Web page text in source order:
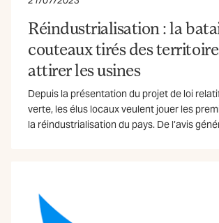
Réindustrialisation : la
couteaux tirés des
attirer les usines
Depuis la présentation du projet de loi
verte, les élus locaux veulent jouer les
la réindustrialisation du pays. De l’avis